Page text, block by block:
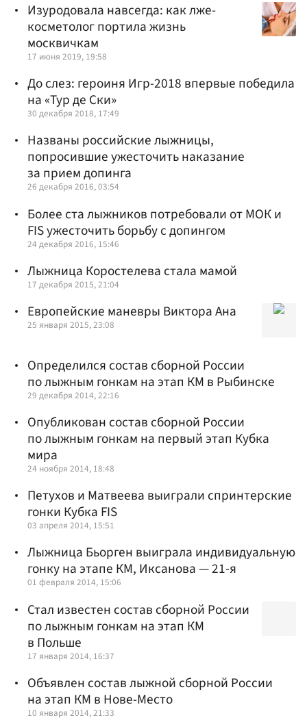
Изуродовала навсегда: как лже-
косметолог портила жизнь
москвичкам
17 июня 2019, 19:58
До слез: героиня Игр-2018 впервые победила
на «Тур де Ски»
30 декабря 2018, 17:49
Названы российские лыжницы,
попросившие ужесточить наказание
за прием допинга
26 декабря 2016, 03:54
Более ста лыжников потребовали от МОК и
FIS ужесточить борьбу с допингом
24 декабря 2016, 15:46
Лыжница Коростелева стала мамой
17 декабря 2015, 21:04
Европейские маневры Виктора Ана
25 января 2015, 23:08
Определился состав сборной России
по лыжным гонкам на этап КМ в Рыбинске
29 декабря 2014, 22:16
Опубликован состав сборной России
по лыжным гонкам на первый этап Кубка
мира
24 ноября 2014, 18:48
Петухов и Матвеева выиграли спринтерские
гонки Кубка FIS
03 апреля 2014, 15:51
Лыжница Бьорген выиграла индивидуальную
гонку на этапе КМ, Иксанова — 21-я
01 февраля 2014, 15:06
Стал известен состав сборной России
по лыжным гонкам на этап КМ
в Польше
17 января 2014, 16:37
Объявлен состав лыжной сборной России
на этап КМ в Нове-Место
10 января 2014, 21:33